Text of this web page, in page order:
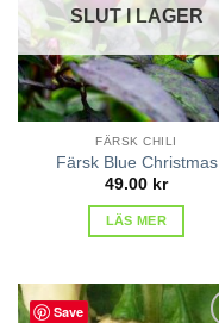
SLUT I LAGER
FÄRSK CHILI
Färsk Blue Christmas
49.00 kr
LÄS MER
Save